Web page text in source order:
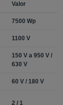
Valor
7500 Wp
1100 V
150 V a 950 V /
630 V
60 V / 180 V
2 / 1